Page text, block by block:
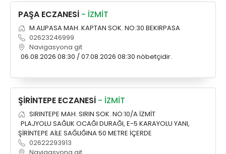
PAŞA ECZANESİ - İZMİT
M.ALIPASA MAH. KAPTAN SOK. NO:30 BEKIRPASA
02623246999
Navigasyona git
06.08.2026 08:30 / 07.08.2026 08:30 nöbetçidir.
ŞİRİNTEPE ECZANESİ - İZMİT
SIRINTEPE MAH. SIRIN SOK. NO:10/A İZMİT
PLAJYOLU SAĞLIK OCAĞI DURAĞI, E-5 KARAYOLU YANI,
ŞİRİNTEPE AİLE SAĞLIĞINA 50 METRE İÇERDE
02622293913
Navigasyona git